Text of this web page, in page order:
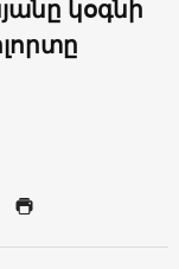
կօգնի